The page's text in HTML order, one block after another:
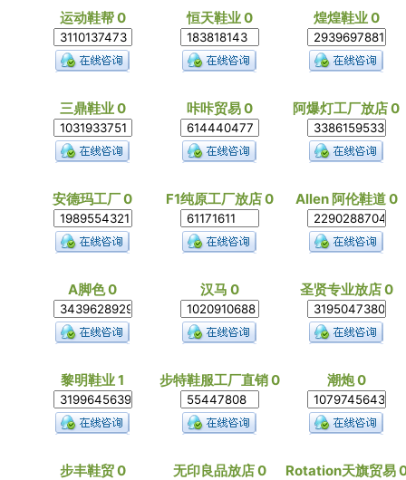
运动鞋帮 0 恒天鞋业 0 煌煌鞋业 0
三鼎鞋业 0 咔咔贸易 0 阿爆灯工厂放店 0
安德玛工厂 0 F1纯原工厂放店 0 Allen 阿伦鞋道 0
A脚色 0 汉马 0 圣贤专业放店 0
黎明鞋业 1 步特鞋服工厂直销 0 潮炮 0
步丰鞋贸 0 无印良品放店 0 Rotation天旗贸易